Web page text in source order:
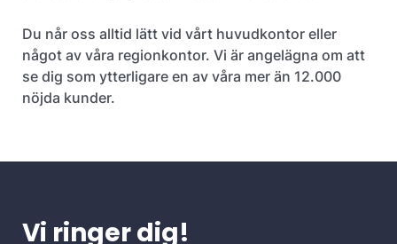
Du når oss alltid lätt vid vårt huvudkontor eller
något av våra regionkontor. Vi är angelägna om att
se dig som ytterligare en av våra mer än 12.000
nöjda kunder.
Vi ringer dig!